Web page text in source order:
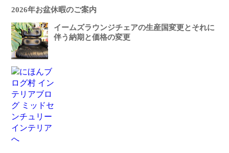
2026年お盆休暇のご案内
イームズラウンジチェアの生産国変更とそれに
伴う納期と価格の変更